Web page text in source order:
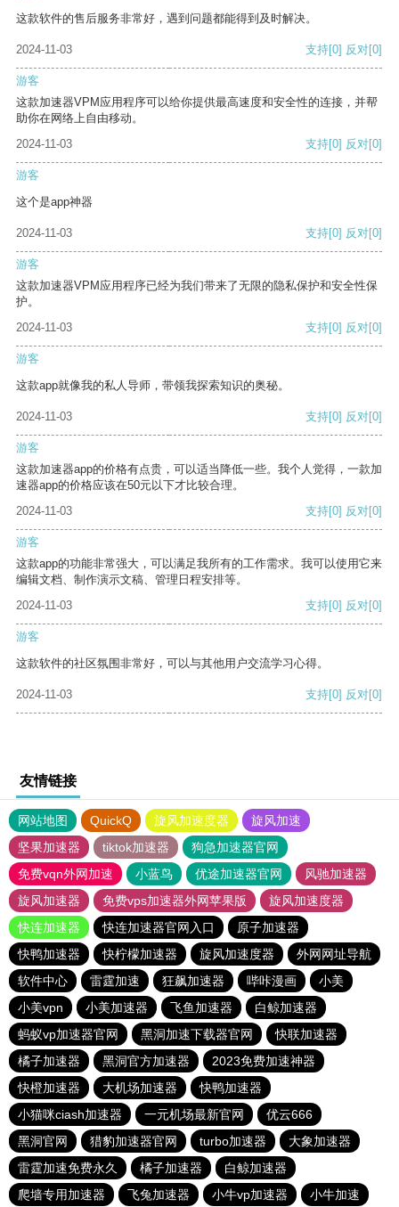
这款软件的售后服务非常好，遇到问题都能得到及时解决。
2024-11-03 支持[0] 反对[0]
游客
这款加速器VPM应用程序可以给你提供最高速度和安全性的连接，并帮
助你在网络上自由移动。
2024-11-03
支持[0] 反对[0]
游客
这个是app神器
2024-11-03 支持[0] 反对[0]
游客
这款加速器VPM应用程序已经为我们带来了无限的隐私保护和安全性保
护。
2024-11-03
支持[0] 反对[0]
游客
这款app就像我的私人导师，带领我探索知识的奥秘。
2024-11-03 支持[0] 反对[0]
游客
这款加速器app的价格有点贵，可以适当降低一些。我个人觉得，一款加
速器app的价格应该在50元以下才比较合理。
2024-11-03
支持[0] 反对[0]
游客
这款app的功能非常强大，可以满足我所有的工作需求。我可以使用它来
编辑文档、制作演示文稿、管理日程安排等。
2024-11-03
支持[0] 反对[0]
游客
这款软件的社区氛围非常好，可以与其他用户交流学习心得。
2024-11-03 支持[0] 反对[0]
友情链接
网站地图 QuickQ 旋风加速度器
旋风加速
坚果加速器
tiktok加速器
狗急加速器官网
免费vqn外网加速
小蓝鸟 优途加速器官网
风驰加速器
旋风加速器
免费vps加速器外网苹果版
旋风加速度器
快连加速器
快连加速器官网入口
原子加速器
快鸭加速器
快柠檬加速器 旋风加速度器
外网网址导航
软件中心
雷霆加速 狂飙加速器 哔咔漫画
小美
小美vpn
小美加速器 飞鱼加速器
白鲸加速器
蚂蚁vp加速器官网
黑洞加速下载器官网
快联加速器
橘子加速器
黑洞官方加速器
2023免费加速神器
快橙加速器
大机场加速器
快鸭加速器
小猫咪ciash加速器
一元机场最新官网
优云666
黑洞官网
猎豹加速器官网 turbo加速器
大象加速器
雷霆加速免费永久
橘子加速器
白鲸加速器
爬墙专用加速器
飞兔加速器 小牛vp加速器 小牛加速